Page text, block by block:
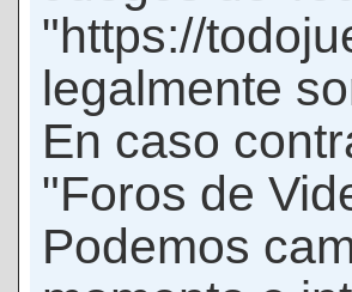
"https://
legalmente
En caso
"Foros de
Podemos